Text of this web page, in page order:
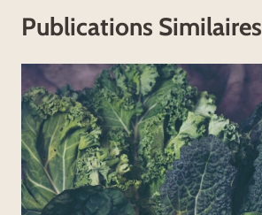
Publications Similaires